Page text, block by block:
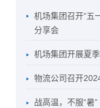
机场集团召开“五
分享会
机场集团开展夏
物流公司召开
战高温，不服“